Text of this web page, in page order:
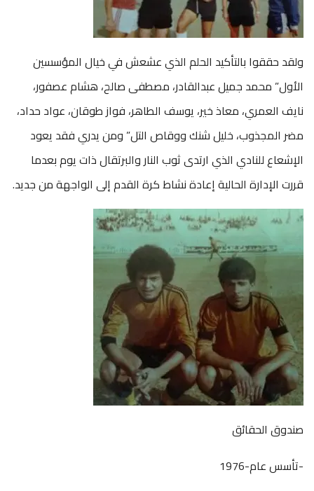
ولقد حققوا بالتأكيد الحلم الذي عشعش في خيال المؤسسين
الأول” محمد جميل عبدالقادر، مصطفى صالح، هشام عصفور،
نايف العمري، معاذ خير، يوسف الطاهر، فواز طوقان، عواد حداد،
مضر المجذوب، خليل شنك ووقاص التل” ومن يدري فقد يعود
الإشعاع للنادي الذي ارتدى ثوب النار والبرتقال ذات يوم بعدما
قررت الإدارة الحالية إعادة نشاط كرة القدم إلى الواجهة من جديد.
صندوق الحقائق
-تأسس عام-1976